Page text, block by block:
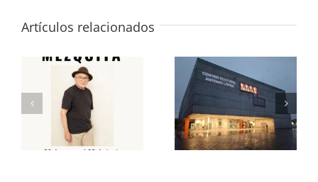
Artículos relacionados
«José María
Mezquita»
en la Sala
de
Exposiciones
del CC
Antonio
Colectiva en
la Sala de
Exposiciones
del CC
Antonio